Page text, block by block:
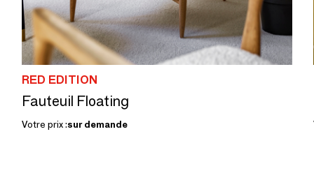
RED EDITION
Fauteuil Floating
Votre prix :sur demande